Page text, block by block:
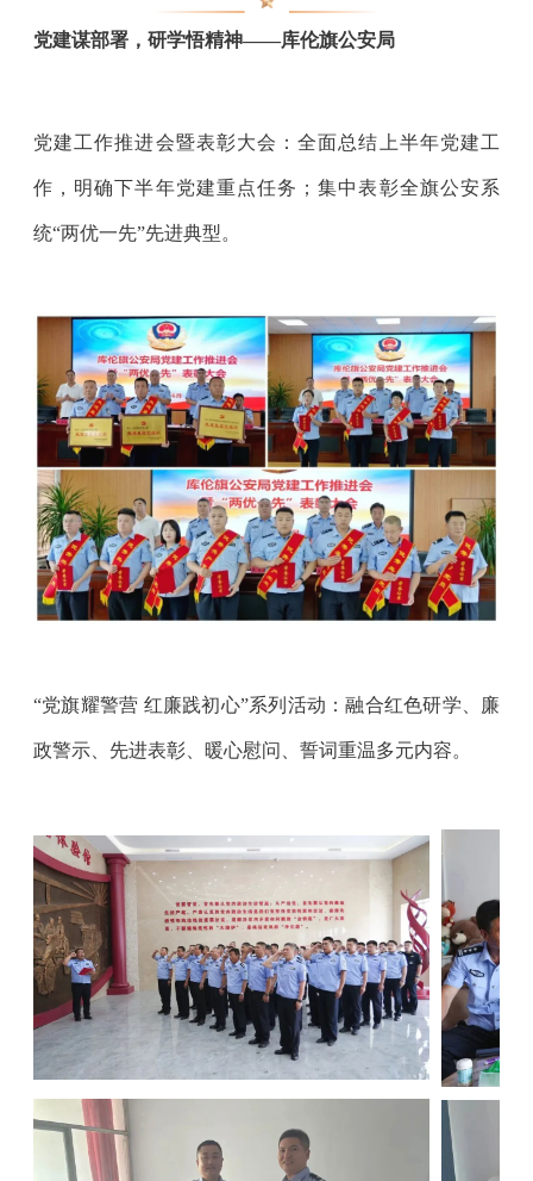
党建谋部署，研学悟精神——库伦旗公安局
党建工作推进会暨表彰大会：全面总结上半年党建工
作，明确下半年党建重点任务；集中表彰全旗公安系
统“两优一先”先进典型。
“党旗耀警营 红廉践初心”系列活动：融合红色研学、廉
政警示、先进表彰、暖心慰问、誓词重温多元内容。